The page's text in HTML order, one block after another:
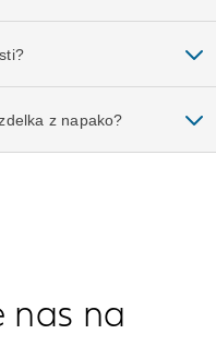
z napako?
nas na